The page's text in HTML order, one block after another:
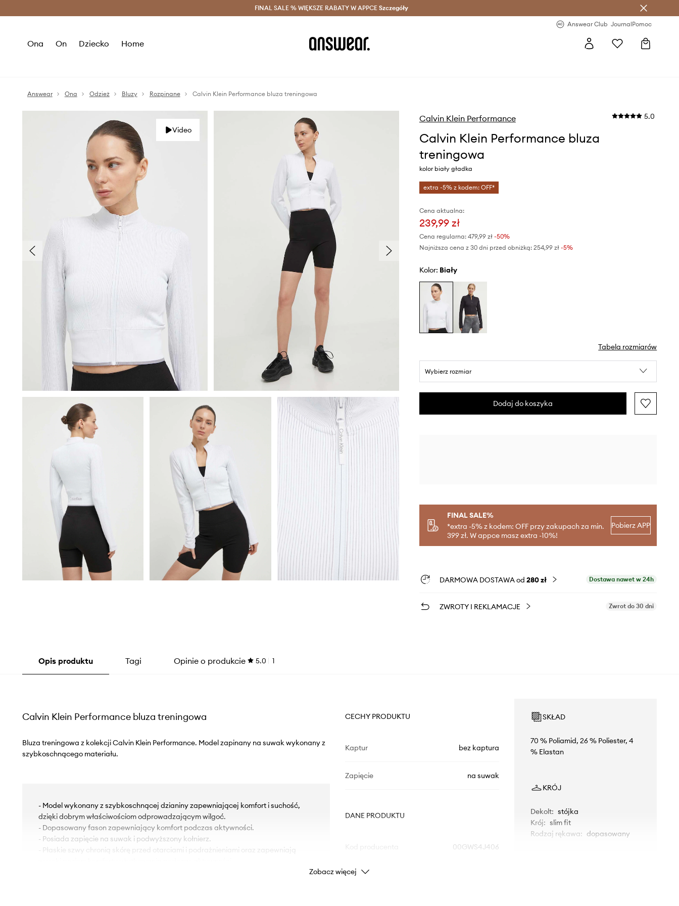
Oszczędzaj z Answear Club > Dostawa nawet w 24h >
FINAL SALE % WIĘKSZE RABATY W APPCE Szczegóły
Answear Club JournalPomoc
Ona On Dziecko Home
Answear Ona Odzież Bluzy Rozpinane Calvin Klein Performance bluza treningowa
Video
Calvin Klein Performance 5.0
Calvin Klein Performance bluza
treningowa
kolor biały gładka
extra -5% z kodem: OFF*
Cena aktualna:
239,99 zł
Cena regularna: 479,99 zł-50%
Najniższa cena z 30 dni przed obniżką: 254,99 zł -5%
Kolor: biały
Tabela rozmiarów
Wybierz rozmiar
Dodaj do koszyka
FINAL SALE%
*extra -5% z kodem: OFF przy zakupach za min.
399 zł. W appce masz extra -10%!
Pobierz APP
DARMOWA DOSTAWA od 280 zł Dostawa nawet w 24h
ZWROTY I REKLAMACJE Zwrot do 30 dni
Opis produktu Tagi Opinie o produkcie 5.0 1
Calvin Klein Performance bluza treningowa
Bluza treningowa z kolekcji Calvin Klein Performance. Model zapinany na suwak wykonany z
szybkoschnącego materiału.
- Model wykonany z szybkoschnącej dzianiny zapewniającej komfort i suchość,
dzięki dobrym właściwościom odprowadzającym wilgoć.
- Dopasowany fason zapewniający komfort podczas aktywności.
- Posiada zapięcie na suwak i podwyższony kołnierz.
- Płaskie szwy chronią skórę przed otarciami i podrażnieniami oraz zapewniają
CECHY PRODUKTU
Kaptur bez kaptura
Zapięcie na suwak
DANE PRODUKTU
00GWS4J406
Kolor
SKŁAD
70 % Poliamid, 26 % Poliester, 4
% Elastan
KRÓJ
Dekolt: stójka
Krój: slim fit
Rodzaj rękawa: dopasowany
Zobacz więcej